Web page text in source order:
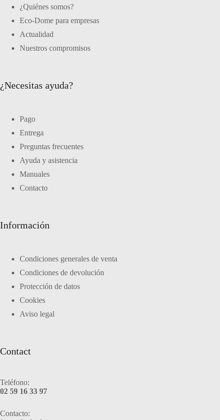
¿Quiénes somos?
Eco-Dome para empresas
Actualidad
Nuestros compromisos
¿Necesitas ayuda?
Pago
Entrega
Preguntas frecuentes
Ayuda y asistencia
Manuales
Contacto
Información
Condiciones generales de venta
Condiciones de devolución
Protección de datos
Cookies
Aviso legal
Contact
Teléfono:
02 59 16 33 97
Contacto: